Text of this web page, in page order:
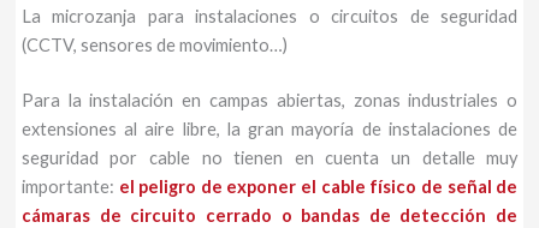
La microzanja para instalaciones o circuitos de seguridad
(CCTV, sensores de movimiento…)
Para la instalación en campas abiertas, zonas industriales o
extensiones al aire libre, la gran mayoría de instalaciones de
seguridad por cable no tienen en cuenta un detalle muy
importante: el peligro de exponer el cable físico de señal de
cámaras de circuito cerrado o bandas de detección de